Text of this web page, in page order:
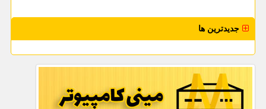
جدیدترین ها